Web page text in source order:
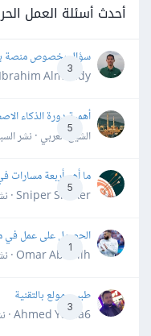
أحدث أسئلة العمل الحر
3
سؤال بخصوص منصة
Ibrahim Almahdy · نشر
5
أهمية دورة الذكاء
الشيخ العربي · نشر
5
ما أهم أربعة مسارات
Sniper Shaker · نشر
1
الحصول على عمل
Omar Abdallh · نشر
3
طبيب مولع بالتقنية
Ahmed Yahia6 · نشر